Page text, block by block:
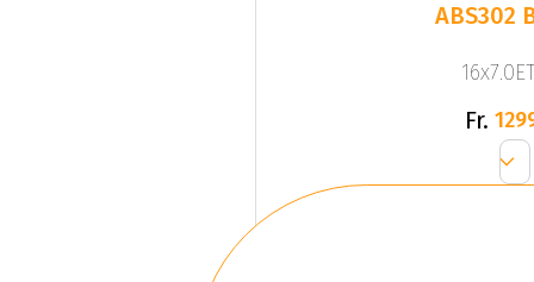
ABS302
Fr.